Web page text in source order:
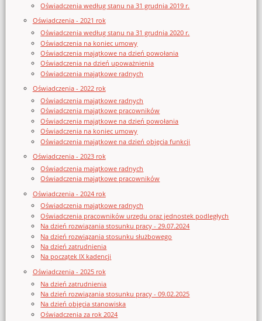
Oświadczenia według stanu na 31 grudnia 2019 r.
Oświadczenia - 2021 rok
Oświadczenia według stanu na 31 grudnia 2020 r.
Oświadczenia na koniec umowy
Oświadczenia majątkowe na dzień powołania
Oświadczenia na dzień upoważnienia
Oświadczenia majątkowe radnych
Oświadczenia - 2022 rok
Oświadczenia majątkowe radnych
Oświadczenia majątkowe pracowników
Oświadczenia majątkowe na dzień powołania
Oświadczenia na koniec umowy
Oświadczenia majątkowe na dzień objęcia funkcji
Oświadczenia - 2023 rok
Oświadczenia majątkowe radnych
Oświadczenia majątkowe pracowników
Oświadczenia - 2024 rok
Oświadczenia majątkowe radnych
Oświadczenia pracowników urzędu oraz jednostek podległych
Na dzień rozwiązania stosunku pracy - 29.07.2024
Na dzień rozwiązania stosunku służbowego
Na dzień zatrudnienia
Na początek IX kadencji
Oświadczenia - 2025 rok
Na dzień zatrudnienia
Na dzień rozwiązania stosunku pracy - 09.02.2025
Na dzień objęcia stanowiska
Oświadczenia za rok 2024